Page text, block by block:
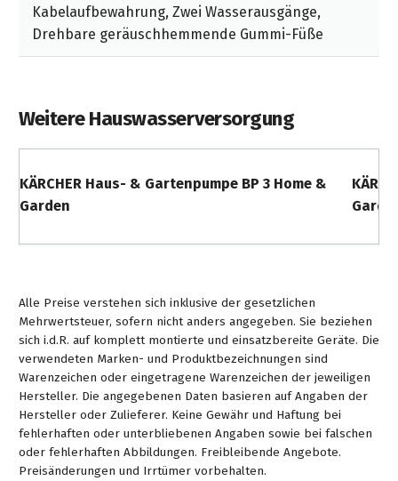
Kabelaufbewahrung, Zwei Wasserausgänge,
Drehbare geräuschhemmende Gummi-Füße
Weitere Hauswasserversorgung
KÄRCHER Haus- & Gartenpumpe BP 3 Home &
Garden
Alle Preise verstehen sich inklusive der gesetzlichen
Mehrwertsteuer, sofern nicht anders angegeben. Sie beziehen
sich i.d.R. auf komplett montierte und einsatzbereite Geräte. Die
verwendeten Marken- und Produktbezeichnungen sind
Warenzeichen oder eingetragene Warenzeichen der jeweiligen
Hersteller. Die angegebenen Daten basieren auf Angaben der
Hersteller oder Zulieferer. Keine Gewähr und Haftung bei
fehlerhaften oder unterbliebenen Angaben sowie bei falschen
oder fehlerhaften Abbildungen. Freibleibende Angebote.
Preisänderungen und Irrtümer vorbehalten.